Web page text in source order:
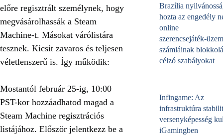
előre regisztrált személynek, hogy
megvásárolhassák a Steam
Machine-t. Másokat várólistára
tesznek. Kicsit zavaros és teljesen
véletlenszerű is. Így működik:
Mostantól február 25-ig, 10:00
PST-kor hozzáadhatod magad a
Steam Machine regisztrációs
listájához. Először jelentkezz be a
Brazília
hozta az engedély
online
számláinak
célzó szabályokat
Infingame: Az
infrastruktúra
versenyképesség
iGamingben